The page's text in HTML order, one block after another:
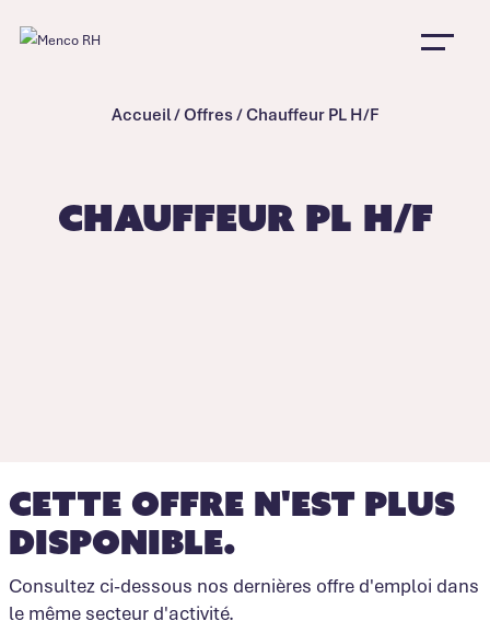
Accueil/Offres/Chauffeur PL H/F
Chauffeur PL H/F
Cette offre n'est plus
disponible.
Consultez ci-dessous nos dernières offre d'emploi dans
le même secteur d'activité.